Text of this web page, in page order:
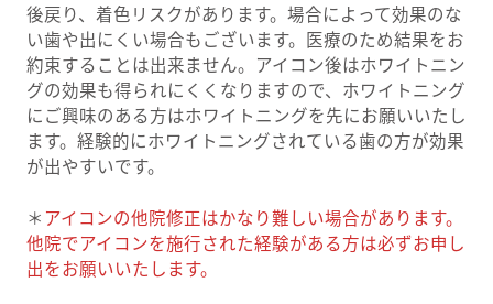
後戻り、着色リスクがあります。場合によって効果のな
い歯や出にくい場合もございます。医療のため結果をお
約束することは出来ません。アイコン後はホワイトニン
グの効果も得られにくくなりますので、ホワイトニング
にご興味のある方はホワイトニングを先にお願いいたし
ます。経験的にホワイトニングされている歯の方が効果
が出やすいです。
＊ アイコンの他院修正はかなり難しい場合があります。
他院でアイコンを施行された経験がある方は必ずお申し
出をお願いいたします。